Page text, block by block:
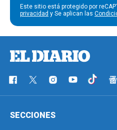
Este sitio está protegido por
privacidad y Se aplican las
SECCIONES